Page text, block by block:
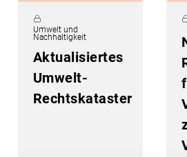
Umwelt und
Nachhaltigkeit
Aktualisiertes
Umwelt-
Rechtskataster